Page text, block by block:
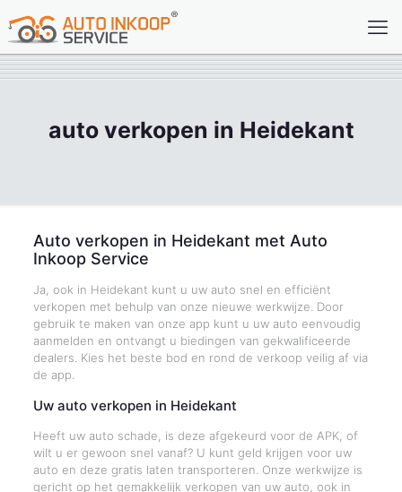
auto verkopen in Heidekant
Auto verkopen in Heidekant met Auto
Inkoop Service
Ja, ook in Heidekant kunt u uw auto snel en efficiënt
verkopen met behulp van onze nieuwe werkwijze. Door
gebruik te maken van onze app kunt u uw auto eenvoudig
aanmelden en ontvangt u biedingen van gekwalificeerde
dealers. Kies het beste bod en rond de verkoop veilig af via
de app.
Uw auto verkopen in Heidekant
Heeft uw auto schade, is deze afgekeurd voor de APK, of
wilt u er gewoon snel vanaf? U kunt geld krijgen voor uw
auto en deze gratis laten transporteren. Onze werkwijze is
gericht op het gemakkelijk verkopen van uw auto, ook in